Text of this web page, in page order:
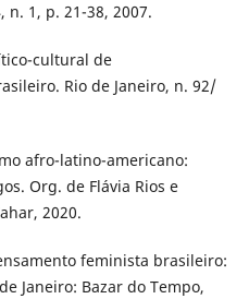
n. 1, p. 21-38, 2007.
cultural de
Rio de Janeiro, n. 92/
afro-latino-americano:
Org. de Flávia Rios e
2020.
feminista brasileiro:
Janeiro: Bazar do Tempo,